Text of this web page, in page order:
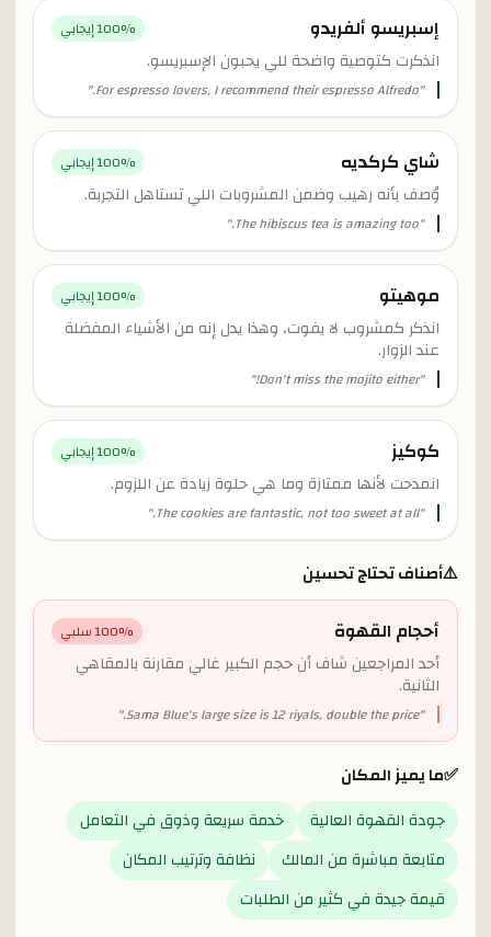
إسبريسو ألفريدو 100% إيجابي
انذكرت كتوصية واضحة للي يحبون الإسبريسو.
"
For espresso lovers, I recommend their espresso Alfredo.
"
شاي كركديه 100% إيجابي
وُصف بأنه رهيب وضمن المشروبات اللي تستاهل التجربة.
"
The hibiscus tea is amazing too.
"
موهيتو 100% إيجابي
انذكر كمشروب لا يفوت، وهذا يدل إنه من الأشياء المفضلة
عند الزوار.
"
Don't miss the mojito either!
"
كوكيز 100% إيجابي
انمدحت لأنها ممتازة وما هي حلوة زيادة عن اللزوم.
"
The cookies are fantastic, not too sweet at all.
"
⚠️أصناف تحتاج تحسين
أحجام القهوة 100% سلبي
أحد المراجعين شاف أن حجم الكبير غالي مقارنة بالمقاهي
الثانية.
"
Sama Blue's large size is 12 riyals, double the price.
"
✅ما يميز المكان
جودة القهوة العالية
خدمة سريعة وذوق في التعامل
متابعة مباشرة من المالك
نظافة وترتيب المكان
قيمة جيدة في كثير من الطلبات